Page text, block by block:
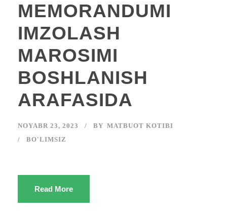
MEMORANDUMI
IMZOLASH
MAROSIMI
BOSHLANISH
ARAFASIDA
NOYABR 23, 2023 BY MATBUOT KOTIBI
BO'LIMSIZ
Read More